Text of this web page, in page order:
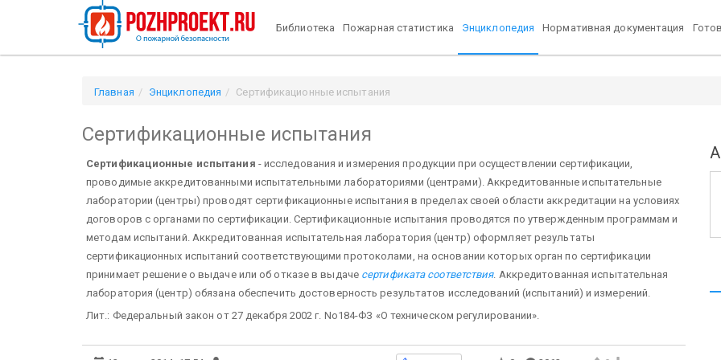
Библиотека Пожарная статистика Энциклопедия Нормативная документация
Главная Энциклопедия Сертификационные испытания
Сертификационные испытания
Сертификационные испытания - исследования и измерения продукции при осуществлении сертификации,
проводимые аккредитованными испытательными лабораториями (центрами). Аккредитованные испытательные
лаборатории (центры) проводят сертификационные испытания в пределах своей области аккредитации на условиях
договоров с органами по сертификации. Сертификационные испытания проводятся по утвержденным программам и
методам испытаний. Аккредитованная испытательная лаборатория (центр) оформляет результаты
сертификационных испытаний соответствующими протоколами, на основании которых орган по сертификации
принимает решение о выдаче или об отказе в выдаче сертификата соответствия. Аккредитованная испытательная
лаборатория (центр) обязана обеспечить достоверность результатов исследований (испытаний) и измерений.
Лит.: Федеральный закон от 27 декабря 2002 г. No184-ФЗ «О техническом регулировании».